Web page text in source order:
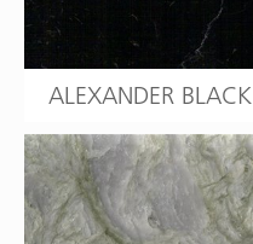
ALEXANDER BLACK